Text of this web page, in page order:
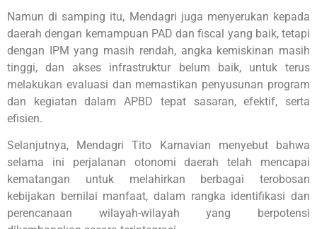
Namun di samping itu, Mendagri juga menyerukan kepada
daerah dengan kemampuan PAD dan fiscal yang baik, tetapi
dengan IPM yang masih rendah, angka kemiskinan masih
tinggi, dan akses infrastruktur belum baik, untuk terus
melakukan evaluasi dan memastikan penyusunan program
dan kegiatan dalam APBD tepat sasaran, efektif, serta
efisien.
Selanjutnya, Mendagri Tito Karnavian menyebut bahwa
selama ini perjalanan otonomi daerah telah mencapai
kematangan untuk melahirkan berbagai terobosan
kebijakan bernilai manfaat, dalam rangka identifikasi dan
perencanaan wilayah-wilayah yang berpotensi